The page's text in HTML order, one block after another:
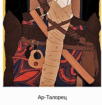
Ар-Талорец